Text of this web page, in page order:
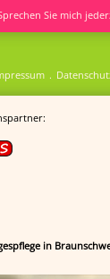
Sie mich
in